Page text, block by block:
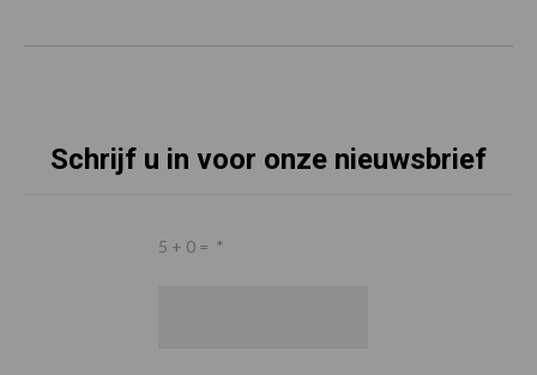
Schrijf u in voor onze nieuwsbrief
5 + 0 = *